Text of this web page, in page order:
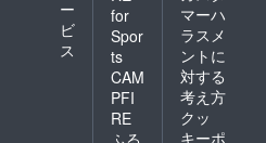
ー
ビ
ス
for
Spor
ts
CAM
PFI
RE
マーハ
ラスメ
ントに
対する
考え方
クッ
キーポ